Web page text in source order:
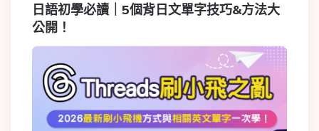
日語初學必讀｜5個背日文單字技巧&方法大
公開！